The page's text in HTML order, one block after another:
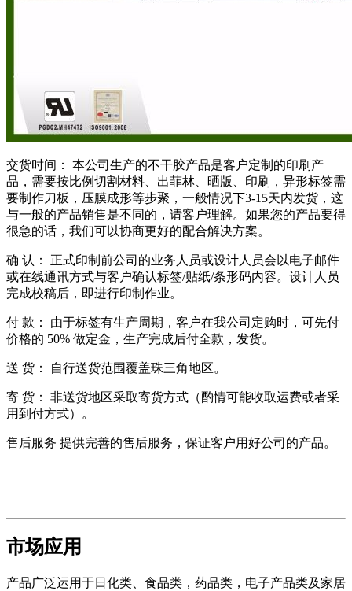
交货时间： 本公司生产的不干胶产品是客户定制的印刷产
品，需要按比例切割材料、出菲林、晒版、印刷，异形标签需
要制作刀板，压膜成形等步聚，一般情况下3-15天内发货，这
与一般的产品销售是不同的，请客户理解。如果您的产品要得
很急的话，我们可以协商更好的配合解决方案。
确 认： 正式印制前公司的业务人员或设计人员会以电子邮件
或在线通讯方式与客户确认标签/贴纸/条形码内容。设计人员
完成校稿后，即进行印制作业。
付 款： 由于标签有生产周期，客户在我公司定购时，可先付
价格的 50% 做定金，生产完成后付全款，发货。
送 货： 自行送货范围覆盖珠三角地区。
寄 货： 非送货地区采取寄货方式（酌情可能收取运费或者采
用到付方式）。
售后服务 提供完善的售后服务，保证客户用好公司的产品。
市场应用
产品广泛运用于日化类、食品类，药品类，电子产品类及家居